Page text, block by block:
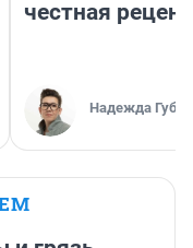
честная
Надежда